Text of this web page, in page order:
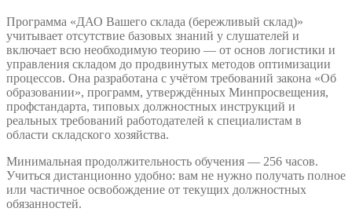
Программа «ДАО Вашего склада (бережливый склад)»
учитывает отсутствие базовых знаний у слушателей и
включает всю необходимую теорию — от основ логистики и
управления складом до продвинутых методов оптимизации
процессов. Она разработана с учётом требований закона «Об
образовании», программ, утверждённых Минпросвещения,
профстандарта, типовых должностных инструкций и
реальных требований работодателей к специалистам в
области складского хозяйства.
Минимальная продолжительность обучения — 256 часов.
Учиться дистанционно удобно: вам не нужно получать полное
или частичное освобождение от текущих должностных
обязанностей.